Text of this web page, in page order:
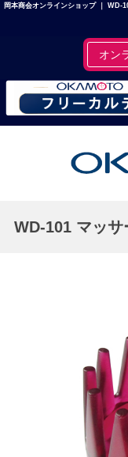
岡本商会オンラインショップ ｜ WD-
オン
WD-101 マッ